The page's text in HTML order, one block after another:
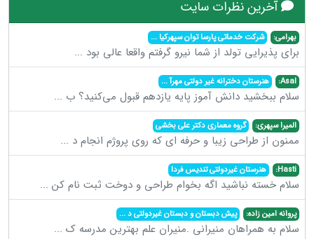
آخرین نظرات سایت
بهرامی: شرکت خدماتی پارسا توان سپهرکیا ...
برای پذیرایی تولد از شما نیرو گرفتم واقعا عالی بود ...
Asal: هنرستان دخترانه غیر دولتی مهرآ...
سلام ببخشید دانش آموز پایه یازدهم قبول می‌کنید؟ ب ...
المیرا سپهری: گروه معماری دکتر علی بخشی
ممنون از طراحی زیبا و حرفه ای که روی پروژم انجام د ...
Hasti: هنرستان غیردولتی تندیس فردا
سلام خسته نباشید اگه بخوام طراحی و دوخت ثبت نام کن ...
پروانه امین زاده: پیش دبستان و دبستان غیردولتی د...
سلام به همراهان منیرانی .منیران علم بهترین مدرسه ک ...